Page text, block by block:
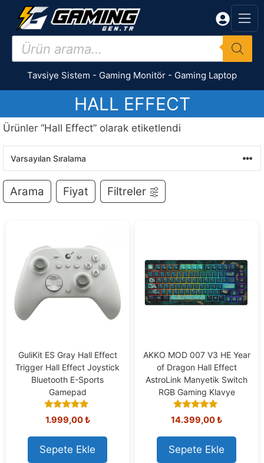
İçeriğe
Products
search
Tavsiye Sistem - Gaming Monitör - Gaming Laptop
HALL EFFECT
Ürünler “Hall Effect” olarak etiketlendi
Arama Fiyat Filtreler
GuliKit ES Gray Hall Effect
Trigger Hall Effect Joystick
Bluetooth E-Sports
Gamepad
5.00
out of 5
1.999,00₺
Sepete Ekle
AKKO MOD 007 V3 HE Year
of Dragon Hall Effect
AstroLink Manyetik Switch
RGB Gaming Klavye
5.00
out of 5
14.399,00₺
Sepete Ekle